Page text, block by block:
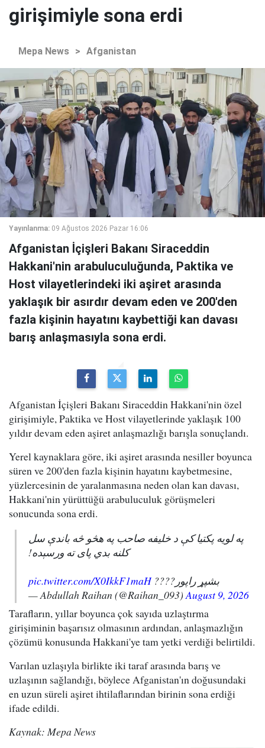
girişimiyle sona erdi
Mepa News > Afganistan
Yayınlanma: 09 Ağustos 2026 Pazar 16:06
Afganistan İçişleri Bakanı Siraceddin
Hakkani'nin arabuluculuğunda, Paktika ve
Host vilayetlerindeki iki aşiret arasında
yaklaşık bir asırdır devam eden ve 200'den
fazla kişinin hayatını kaybettiği kan davası
barış anlaşmasıyla sona erdi.
Afganistan İçişleri Bakanı Siraceddin Hakkani'nin özel
girişimiyle, Paktika ve Host vilayetlerinde yaklaşık 100
yıldır devam eden aşiret anlaşmazlığı barışla sonuçlandı.
Yerel kaynaklara göre, iki aşiret arasında nesiller boyunca
süren ve 200'den fazla kişinin hayatını kaybetmesine,
yüzlercesinin de yaralanmasına neden olan kan davası,
Hakkani'nin yürüttüğü arabuluculuk görüşmeleri
sonucunda sona erdi.
په لویه پکتیا کې د خلیفه صاحب په هڅو څه باندې سل
کلنه بدي پای ته ورسېده!
بشپړ راپور????pic.twitter.com/X0IkkF1maH
— Abdullah Raihan (@Raihan_093)August 9, 2026
Tarafların, yıllar boyunca çok sayıda uzlaştırma
girişiminin başarısız olmasının ardından, anlaşmazlığın
çözümü konusunda Hakkani'ye tam yetki verdiği belirtildi.
Varılan uzlaşıyla birlikte iki taraf arasında barış ve
uzlaşının sağlandığı, böylece Afganistan'ın doğusundaki
en uzun süreli aşiret ihtilaflarından birinin sona erdiği
ifade edildi.
Kaynak: Mepa News